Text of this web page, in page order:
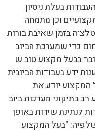
בעלת ניסיון
וכן מתמחה
בזמן שאיבת בורות
כדי שמערכת הביוב
בבעל מקצוע טוב ש
מחזיק ברישיון ובעל-24 שנות ידע בעבודות הביובית
יודע את
רב בתיקוני מערכות ביוב
לנתינת שירות באופן
שלפיה: "בעל המקצוע